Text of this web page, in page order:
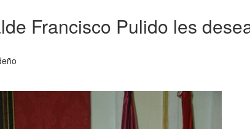
Francisco Pulido les